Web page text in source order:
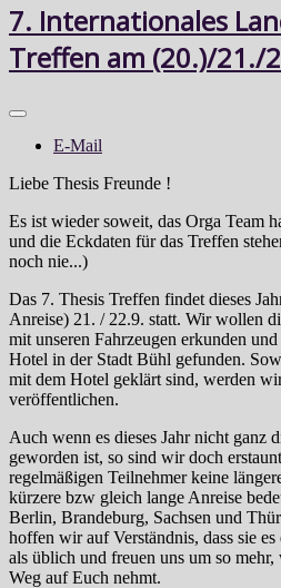
7. Internationales
Treffen am (20.)/21./
E-Mail
Liebe Thesis Freunde !
Es ist wieder soweit, das Orga Team
und die Eckdaten für das Treffen
noch nie...)
Das 7. Thesis Treffen findet dieses
Anreise) 21. / 22.9. statt. Wir wollen
mit unseren Fahrzeugen erkunden
Hotel in der Stadt Bühl gefunden.
mit dem Hotel geklärt sind, werden
veröffentlichen.
Auch wenn es dieses Jahr nicht ganz
geworden ist, so sind wir doch
regelmäßigen Teilnehmer keine
kürzere bzw gleich lange Anreise
Berlin, Brandeburg, Sachsen und
hoffen wir auf Verständnis, dass sie
als üblich und freuen uns um so
Weg auf Euch nehmt.